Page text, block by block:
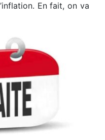
En fait, on va